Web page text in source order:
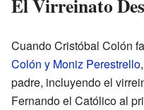
El Virreinato
Cuando Cristóbal Colón
Colón y Moniz Perestrello
padre, incluyendo el
Fernando el Católico al